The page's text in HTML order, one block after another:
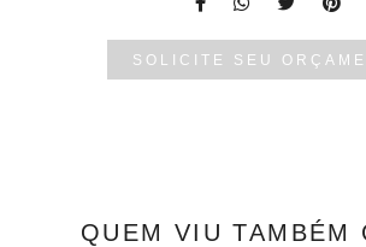
SOLICITE SEU
QUEM VIU TAMBÉM